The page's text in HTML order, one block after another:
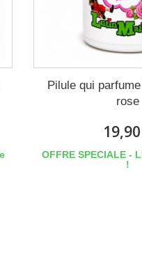
Pilule qui
rose
OFFRE SPECIALE -
!